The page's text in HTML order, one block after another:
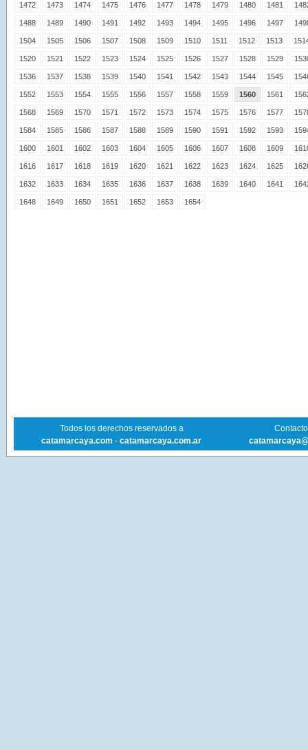
1472 1473 1474 1475 1476 1477 1478 1479 1480 1481
1488 1489 1490 1491 1492 1493 1494 1495 1496 1497
1504 1505 1506 1507 1508 1509 1510 1511 1512 1513
1520 1521 1522 1523 1524 1525 1526 1527 1528 1529
1536 1537 1538 1539 1540 1541 1542 1543 1544 1545
1552 1553 1554 1555 1556 1557 1558 1559 1560 1561
1568 1569 1570 1571 1572 1573 1574 1575 1576 1577
1584 1585 1586 1587 1588 1589 1590 1591 1592 1593
1600 1601 1602 1603 1604 1605 1606 1607 1608 1609
1616 1617 1618 1619 1620 1621 1622 1623 1624 1625
1632 1633 1634 1635 1636 1637 1638 1639 1640 1641
1648 1649 1650 1651 1652 1653 1654
Todos los derechos reservados a
catamarcaya.com - catamarcaya.com.ar